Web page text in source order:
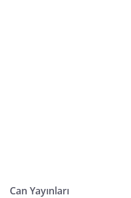
Can Yayınları